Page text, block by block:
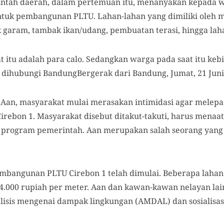
pembangunan PLTU. Lahan-lahan yang dimiliki oleh
tambak ikan/udang, pembuatan terasi, hingga
itu adalah para calo. Sedangkan warga pada saat itu
BandungBergerak dari Bandung, Jumat, 21
masyarakat mulai merasakan intimidasi agar
1. Masyarakat disebut ditakut-takuti, harus
pemerintah. Aan merupakan salah seorang
PLTU Cirebon 1 telah dimulai. Beberapa
rupiah per meter. Aan dan kawan-kawan nelayan
mengenai dampak lingkungan (AMDAL) dan